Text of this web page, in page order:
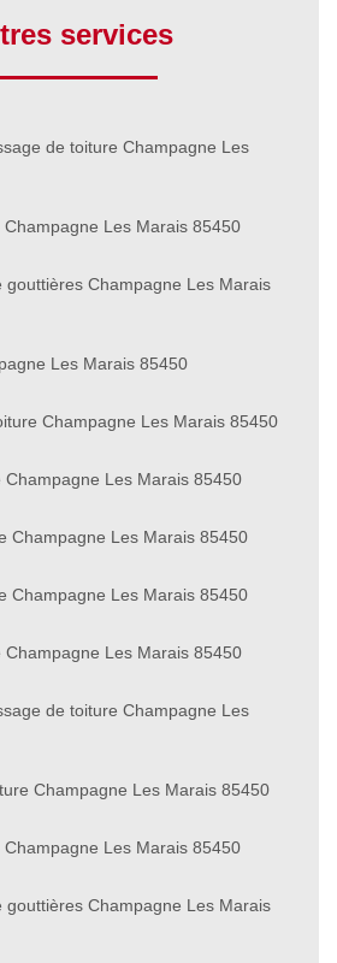
services
de toiture Champagne Les
Les Marais 85450
gouttières Champagne Les Marais
Les Marais 85450
Champagne Les Marais 85450
Les Marais 85450
Champagne Les Marais 85450
Champagne Les Marais 85450
Les Marais 85450
de toiture Champagne Les
Champagne Les Marais 85450
Les Marais 85450
gouttières Champagne Les Marais